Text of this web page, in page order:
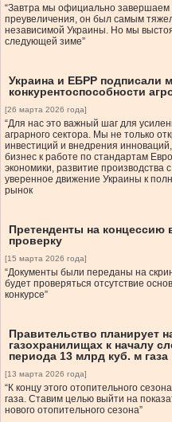
“Завтра мы официально завершаем
преувеличения, он был самым
независимой Украины. Но мы
следующей зиме”
Украина и ЕБРР подписали
конкурентоспособности
[26 марта 2026 года]
“Для нас это важный шаг для
аграрного сектора. Мы не только
инвестиций и внедрения
бизнес к работе по стандартам
экономики, развитие производства
уверенное движение Украины к
рынок
Претенденты на концессию
проверку
[15 марта 2026 года]
“Документы были переданы на
будет проверяться отсутствие
конкурсе”
Правительство планирует
газохранилищах к началу
периода 13 млрд куб. м газа
[13 марта 2026 года]
“К концу этого отопительного
газа. Ставим целью выйти на
нового отопительного сезона”